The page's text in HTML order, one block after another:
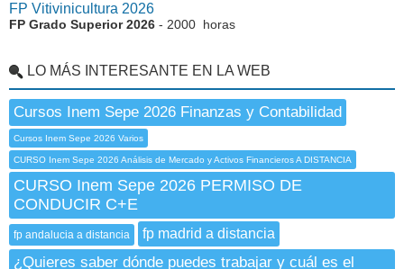
FP Vitivinicultura 2026
FP Grado Superior 2026 - 2000 horas
LO MÁS INTERESANTE EN LA WEB
Cursos Inem Sepe 2026 Finanzas y Contabilidad
Cursos Inem Sepe 2026 Varios
CURSO Inem Sepe 2026 Análisis de Mercado y Activos Financieros A DISTANCIA
CURSO Inem Sepe 2026 PERMISO DE
CONDUCIR C+E
fp andalucia a distancia fp madrid a distancia
¿Quieres saber dónde puedes trabajar y cuál es el